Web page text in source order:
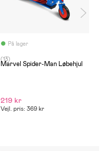
På lager
(13)
Marvel Spider-Man Løbehjul
219 kr
Vejl. pris: 369 kr